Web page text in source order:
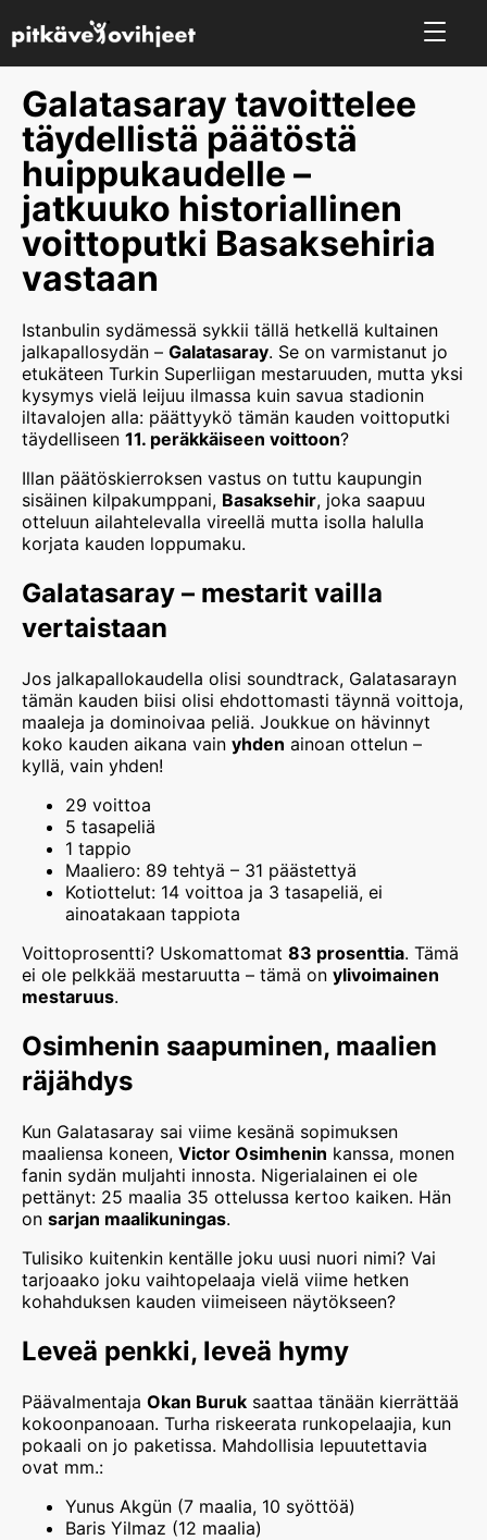
Galatasaray tavoittelee
täydellistä päätöstä
huippukaudelle –
jatkuuko historiallinen
voittoputki Basaksehiria
vastaan
Istanbulin sydämessä sykkii tällä hetkellä kultainen
jalkapallosydän – Galatasaray. Se on varmistanut jo
etukäteen Turkin Superliigan mestaruuden, mutta yksi
kysymys vielä leijuu ilmassa kuin savua stadionin
iltavalojen alla: päättyykö tämän kauden voittoputki
täydelliseen 11. peräkkäiseen voittoon?
Illan päätöskierroksen vastus on tuttu kaupungin
sisäinen kilpakumppani, Basaksehir, joka saapuu
otteluun ailahtelevalla vireellä mutta isolla halulla
korjata kauden loppumaku.
Galatasaray – mestarit vailla
vertaistaan
Jos jalkapallokaudella olisi soundtrack, Galatasarayn
tämän kauden biisi olisi ehdottomasti täynnä voittoja,
maaleja ja dominoivaa peliä. Joukkue on hävinnyt
koko kauden aikana vain yhden ainoan ottelun –
kyllä, vain yhden!
29 voittoa
5 tasapeliä
1 tappio
Maaliero: 89 tehtyä – 31 päästettyä
Kotiottelut: 14 voittoa ja 3 tasapeliä, ei
ainoatakaan tappiota
Voittoprosentti? Uskomattomat 83 prosenttia. Tämä
ei ole pelkkää mestaruutta – tämä on ylivoimainen
mestaruus.
Osimhenin saapuminen, maalien
räjähdys
Kun Galatasaray sai viime kesänä sopimuksen
maaliensa koneen, Victor Osimhenin kanssa, monen
fanin sydän muljahti innosta. Nigerialainen ei ole
pettänyt: 25 maalia 35 ottelussa kertoo kaiken. Hän
on sarjan maalikuningas.
Tulisiko kuitenkin kentälle joku uusi nuori nimi? Vai
tarjoaako joku vaihtopelaaja vielä viime hetken
kohahduksen kauden viimeiseen näytökseen?
Leveä penkki, leveä hymy
Päävalmentaja Okan Buruk saattaa tänään kierrättää
kokoonpanoaan. Turha riskeerata runkopelaajia, kun
pokaali on jo paketissa. Mahdollisia lepuutettavia
ovat mm.:
Yunus Akgün (7 maalia, 10 syöttöä)
Baris Yilmaz (12 maalia)